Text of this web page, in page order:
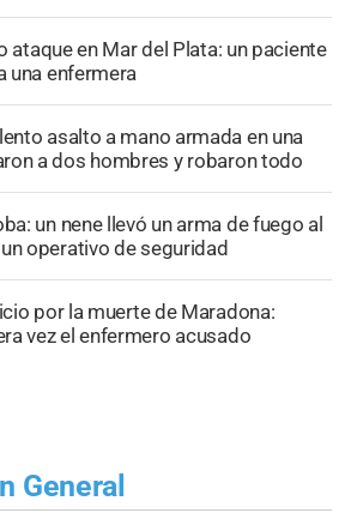
ataque en Mar del Plata: un paciente
una enfermera
asalto a mano armada en una
a dos hombres y robaron todo
un nene llevó un arma de fuego al
operativo de seguridad
por la muerte de Maradona:
vez el enfermero acusado
General